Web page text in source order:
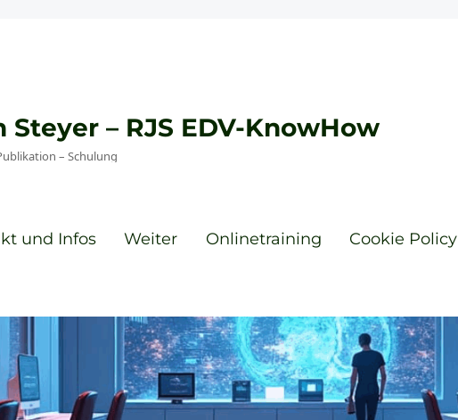
Steyer – RJS EDV-KnowHow
– Schulung
und Infos Weiter Onlinetraining Cookie Policy